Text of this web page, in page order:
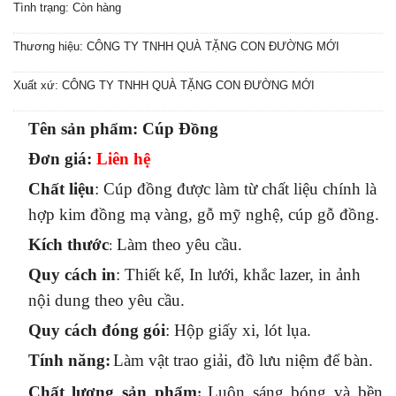
Tình trạng: Còn hàng
Thương hiệu: CÔNG TY TNHH QUÀ TẶNG CON ĐƯỜNG MỚI
Xuất xứ: CÔNG TY TNHH QUÀ TẶNG CON ĐƯỜNG MỚI
Tên sản phẩm: Cúp Đồng
Đơn giá: Liên hệ
Chất liệu: Cúp đồng được làm từ chất liệu chính là
hợp kim đồng mạ vàng, gỗ mỹ nghệ, cúp gỗ đồng.
Kích thước: Làm theo yêu cầu.
Quy cách in: Thiết kế, In lưới, khắc lazer, in ảnh
nội dung theo yêu cầu.
Quy cách đóng gói: Hộp giấy xi, lót lụa.
Tính năng:Làm vật trao giải, đồ lưu niệm để bàn.
Chất lượng sản phẩm: Luôn sáng bóng và bền